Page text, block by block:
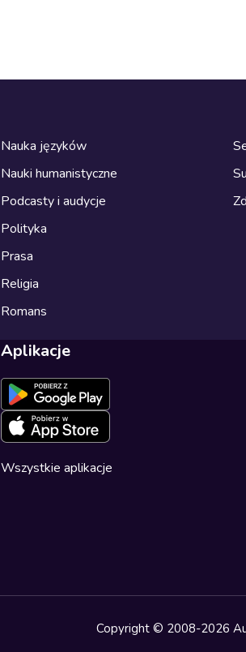
Nauka języków
Nauki humanistyczne
Podcasty i audycje
Polityka
Prasa
Religia
Romans
Aplikacje
Wszystkie aplikacje
Copyright © 2008-2026